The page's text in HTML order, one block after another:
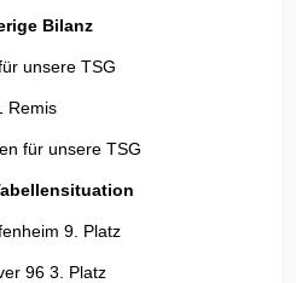
Bilanz
unsere TSG
Remis
für unsere TSG
9. Platz
96 3. Platz